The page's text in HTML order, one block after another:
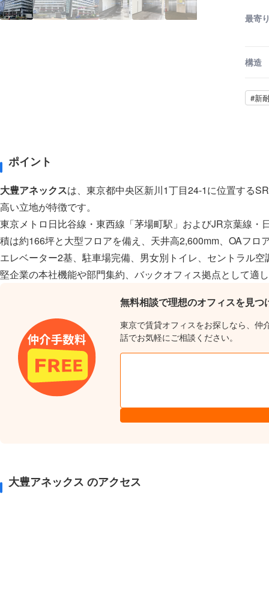
最寄
構造
#新
ポイント
大豊アネックスは、東京都中央区新川1丁目24-1に位置する
高い立地が特徴です。
東京メトロ日比谷線・東西線「茅場町駅」およびJR京葉線
積は約166坪と大型フロアを備え、天井高2,600mm、OAフロ
エレベーター2基、駐車場完備、男女別トイレ、セントラル
堅企業の本社機能や部門集約、バックオフィス拠点として適
無料相談で理想のオフィスを見つ
東京で賃貸オフィスをお探しなら、仲
話でお気軽にご相談ください。
大豊アネックス のアクセス